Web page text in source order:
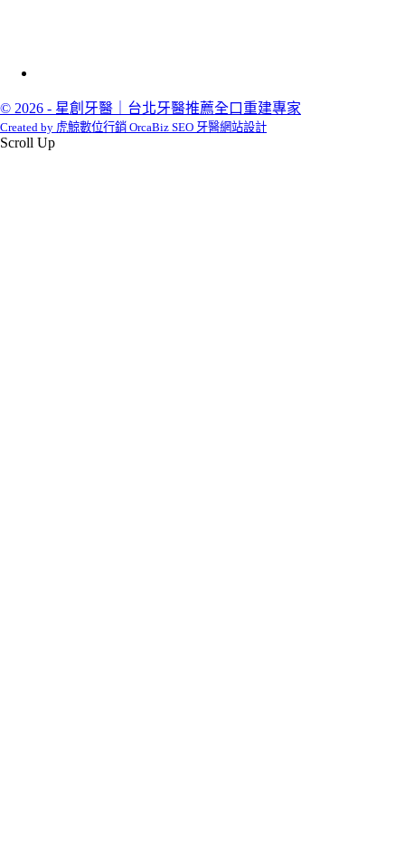
© 2026 - 星創牙醫｜台北牙醫推薦全口重建專家
Created by 虎鯨數位行銷 OrcaBiz SEO 牙醫網站設計
Scroll Up